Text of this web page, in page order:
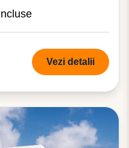
Vezi detalii